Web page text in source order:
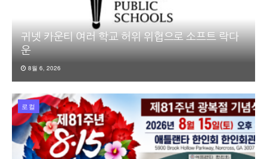
귀넷 카운티 여러 학교 허위 위협으로 소프트 락다
운
8월 6, 2026
로컬